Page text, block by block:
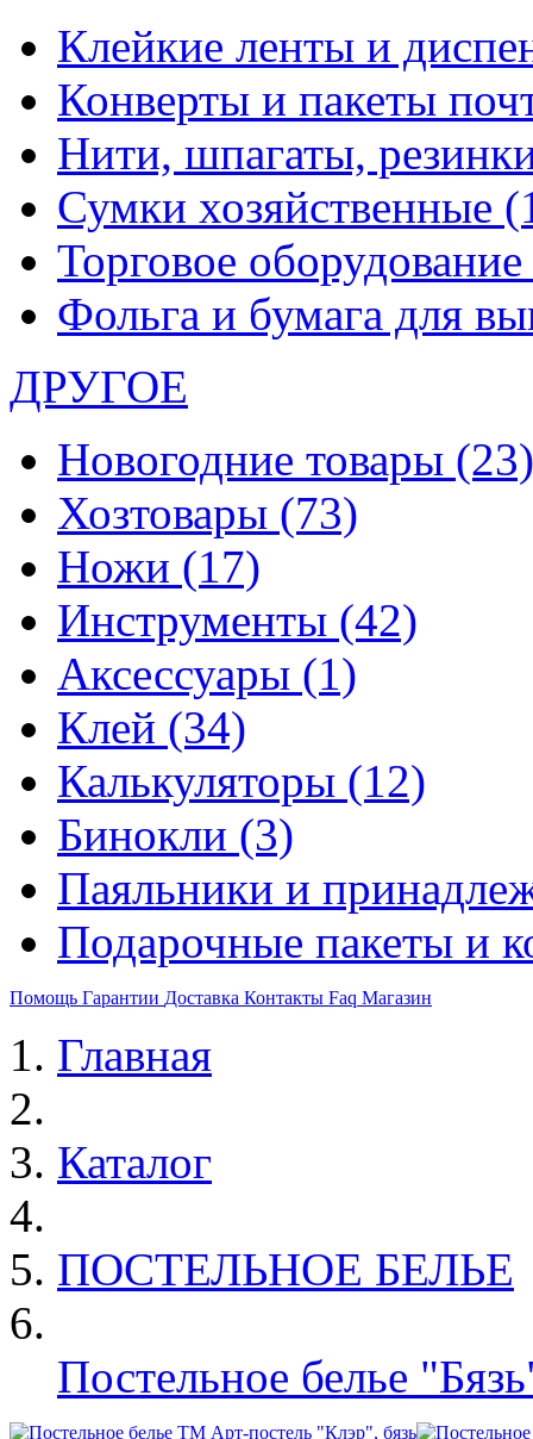
Клейкие ленты и
Конверты и пакеты
Нити, шпагаты,
Сумки хозяйственные
Торговое оборудование
Фольга и бумага для
ДРУГОЕ
Новогодние товары (23)
Хозтовары (73)
Ножи (17)
Инструменты (42)
Аксессуары (1)
Клей (34)
Калькуляторы (12)
Бинокли (3)
Паяльники и
Подарочные пакеты и
Помощь Гарантии Доставка Контакты Faq Магазин
Главная
Каталог
ПОСТЕЛЬНОЕ БЕЛЬЕ
Постельное белье